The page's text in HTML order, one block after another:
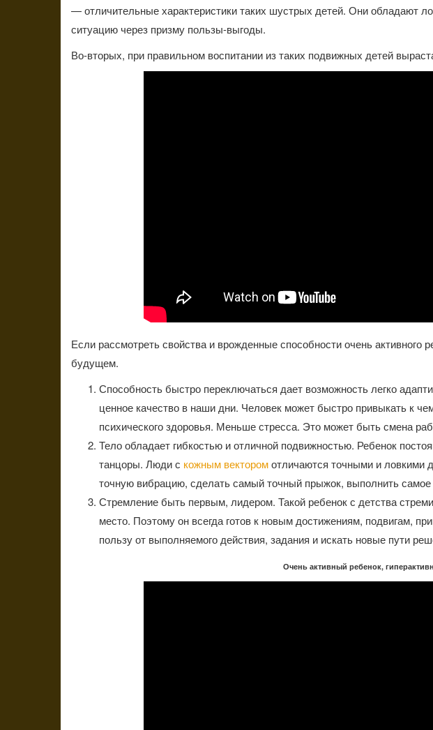
— отличительные характеристики таких шустрых детей. Они обладают
ситуацию через призму пользы-выгоды.
Во-вторых, при правильном воспитании из таких подвижных детей
Если рассмотреть свойства и врожденные способности очень активного
будущем.
Способность быстро переключаться дает возможность легко
ценное качество в наши дни. Человек может быстро привыкать к
психического здоровья. Меньше стресса. Это может быть смена
Тело обладает гибкостью и отличной подвижностью. Ребенок
танцоры. Люди с кожным векторомотличаются точными и ловкими
точную вибрацию, сделать самый точный прыжок, выполнить
Стремление быть первым, лидером. Такой ребенок с детства
место. Поэтому он всегда готов к новым достижениям, подвигам,
пользу от выполняемого действия, задания и искать новые пути
Очень активный ребенок,